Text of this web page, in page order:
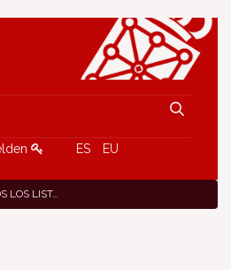
ES EU
DE SOLICITUDES ERASMUS+ KA1